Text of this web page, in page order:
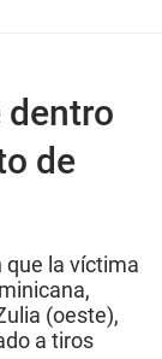
dentro
de
que la víctima
(oeste),
a tiros